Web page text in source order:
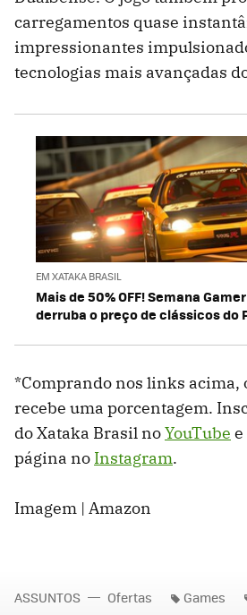
carregamentos quase
impressionantes
tecnologias mais avançadas
EM XATAKA BRASIL
Mais de 50% OFF! Semana
derruba o preço de clássicos do
*Comprando nos links acima,
recebe uma porcentagem.
do Xataka Brasil noYouTube
página no Instagram.
Imagem | Amazon
ASSUNTOS Ofertas Games